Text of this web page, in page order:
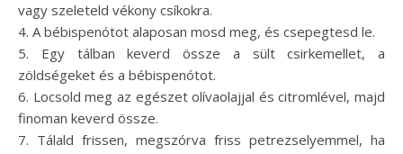
vagy szeleteld vékony csíkokra.
4. A bébispenótot alaposan mosd meg, és csepegtesd le.
5. Egy tálban keverd össze a sült csirkemellet, a
zöldségeket és a bébispenótot.
6. Locsold meg az egészet olívaolajjal és citromlével, majd
finoman keverd össze.
7. Tálald frissen, megszórva friss petrezselyemmel, ha